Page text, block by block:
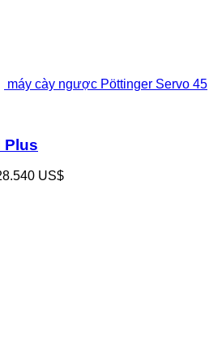
máy cày ngược Pöttinger Servo 45
Plus
US$